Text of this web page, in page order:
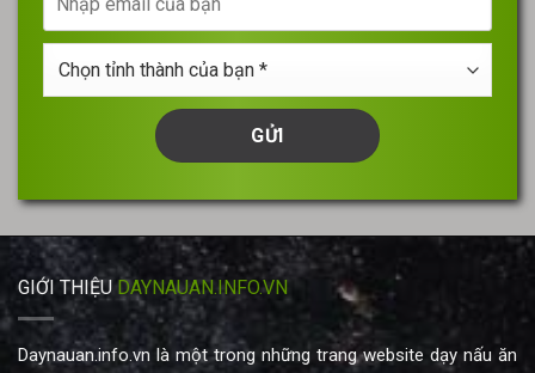
vấnemail
của
bạn
tỉnh
GIỚI THIỆUDAYNAUAN.INFO.VN
Daynauan.info.vn là một trong những trang website dạy nấu ăn